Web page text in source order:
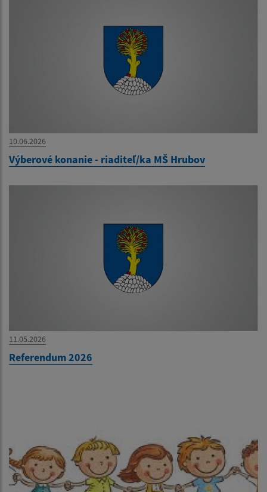
10.06.2026
Výberové konanie - riaditeľ/ka MŠ Hrubov
11.05.2026
Referendum 2026